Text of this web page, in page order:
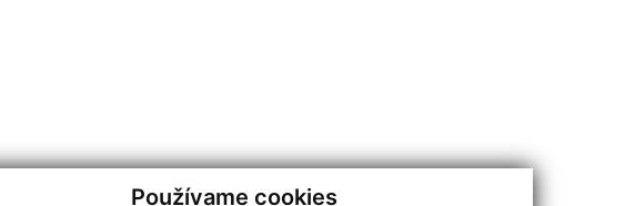
Používame cookies